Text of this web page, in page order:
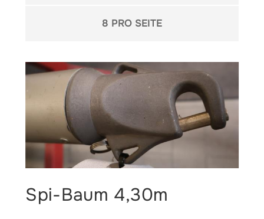
8 PRO SEITE
Spi-Baum 4,30m